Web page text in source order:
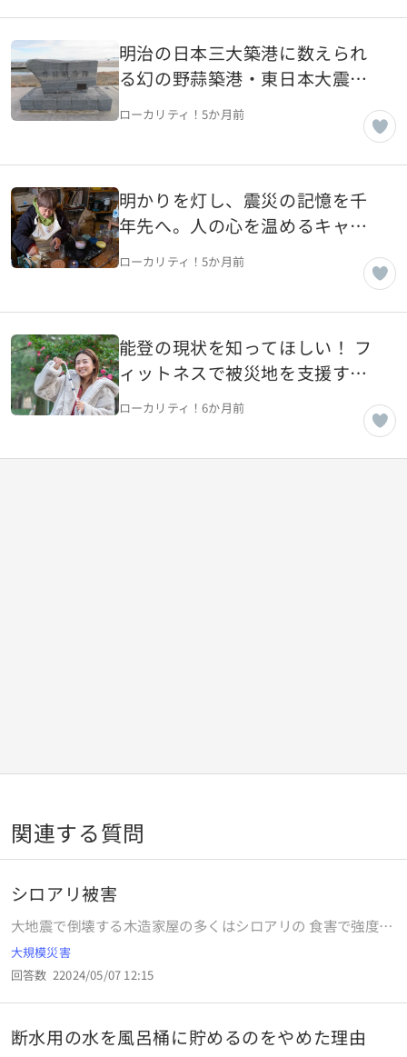
明治の日本三大築港に数えられ
る幻の野蒜築港・東日本大震災
から15年目のいま【宮城県東松
島市】
ローカリティ！5か月前
明かりを灯し、震災の記憶を千
年先へ。人の心を温めるキャン
ドル職人【宮城県気仙沼市】
ローカリティ！5か月前
能登の現状を知ってほしい！ フ
ィットネスで被災地を支援する
名古屋のインストラクター【石
ローカリティ！6か月前
関連する質問
シロアリ被害
大地震で倒壊する木造家屋の多くはシロアリの 食害で強度が
低下しているからでしょうか？ 大半の木造家屋が倒壊しない
中規模地震で、 倒壊する建物があればシロアリが原因と言っ
ても 良いのでしょうか？
大規模災害
回答数 22024/05/07 12:15
断水用の水を風呂桶に貯めるのをやめた理由